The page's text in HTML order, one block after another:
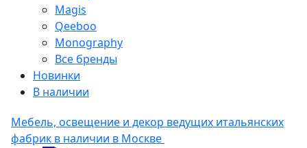
Magis
Qeeboo
Monography
Все бренды
Новинки
В наличии
Мебель, освещение и декор ведущих итальянских
фабрик в наличии в Москве